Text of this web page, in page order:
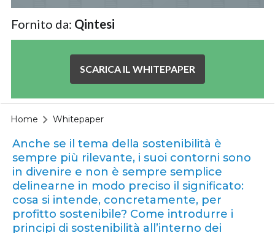
Fornito da: Qintesi
SCARICA IL WHITEPAPER
Home Whitepaper
Anche se il tema della sostenibilità è
sempre più rilevante, i suoi contorni sono
in divenire e non è sempre semplice
delinearne in modo preciso il significato:
cosa si intende, concretamente, per
profitto sostenibile? Come introdurre i
principi di sostenibilità all’interno dei